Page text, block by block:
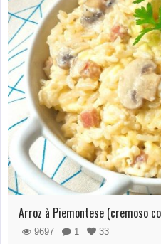
Arroz à Piemontese (cremoso
9697 1
33